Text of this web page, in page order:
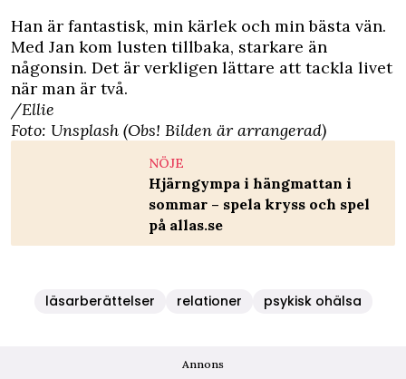
Han är fantastisk, min kärlek och min bästa vän.
Med Jan kom lusten tillbaka, starkare än
någonsin. Det är verkligen lättare att tackla livet
när man är två.
/Ellie
Foto: Unsplash (Obs! Bilden är arrangerad)
NÖJE
Hjärngympa i hängmattan i
sommar – spela kryss och spel
på allas.se
läsarberättelser relationer psykisk ohälsa
Annons